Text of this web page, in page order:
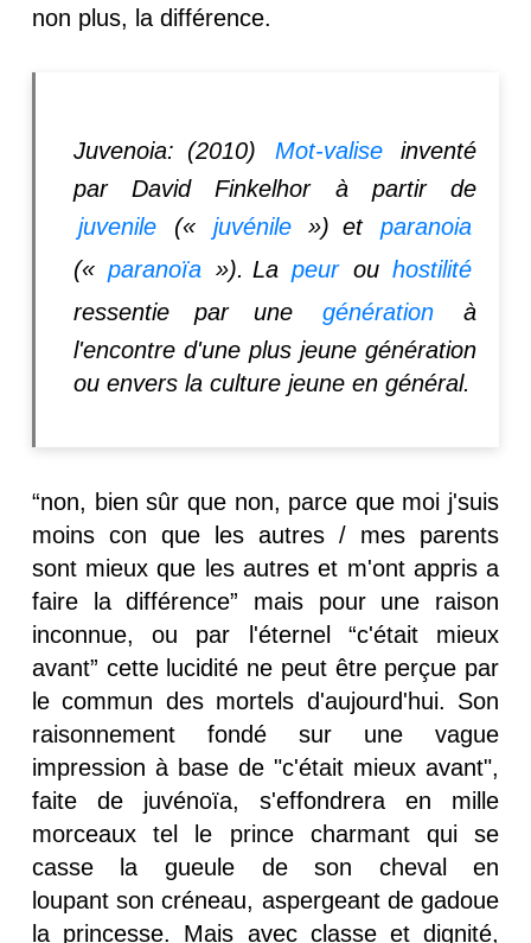
non plus, la différence.
Juvenoia: (2010) Mot-valise
inventé
par David Finkelhor à partir de
juvenile
(« juvénile ») et
paranoia
(« paranoïa »). La peur ou hostilité
ressentie par une
génération
à
l'encontre d'une plus jeune génération
ou envers la culture jeune en général.
“non, bien sûr que non, parce que moi j'suis
moins con que les autres / mes parents
sont mieux que les autres et m'ont appris a
faire la différence” mais pour une raison
inconnue, ou par l'éternel “c'était mieux
avant” cette lucidité ne peut être perçue par
le commun des mortels d'aujourd'hui. Son
raisonnement fondé sur une vague
impression à base de "c'était mieux avant",
faite de juvénoïa, s'effondrera en mille
morceaux tel le prince charmant qui se
casse la gueule de son cheval en
loupant son créneau, aspergeant de gadoue
la princesse. Mais avec classe et dignité,